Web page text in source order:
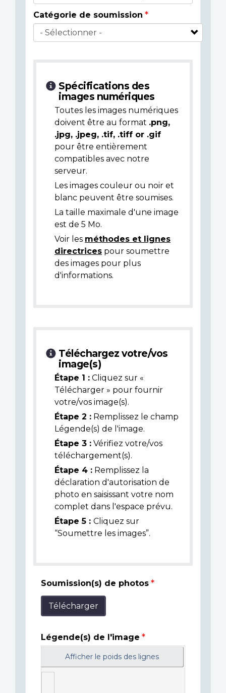
Catégorie de soumission
Spécifications des
images numériques
Toutes les images numériques
doivent être au format .png,
.jpg, .jpeg, .tif, .tiff or .gif
pour être entièrement
compatibles avec notre
serveur.
Les images couleur ou noir et
blanc peuvent être soumises.
La taille maximale d'une image
est de 5 Mo.
Voir les méthodes et lignes
directrices pour soumettre
des images pour plus
d'informations.
Téléchargez votre/vos
image(s)
Étape 1 : Cliquez sur «
Télécharger » pour fournir
votre/vos image(s).
Étape 2 : Remplissez le champ
Légende(s) de l'image.
Étape 3 : Vérifiez votre/vos
téléchargement(s).
Étape 4 : Remplissez la
déclaration d'autorisation de
photo en saisissant votre nom
complet dans l'espace prévu.
Étape 5 : Cliquez sur
“Soumettre les images”.
Soumission(s) de photos
Télécharger
Légende(s) de l'image
Afficher le poids des lignes